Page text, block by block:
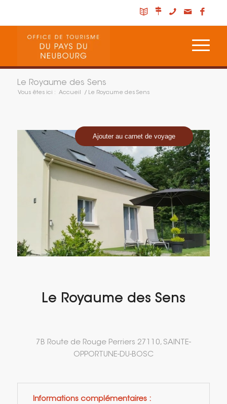
Le Royaume des Sens
Vous êtes ici : Accueil / Le Royaume des Sens
Ajouter au carnet de voyage
Le Royaume des Sens
7B Route de Rouge Perriers 27110, SAINTE-
OPPORTUNE-DU-BOSC
Informations complémentaires :